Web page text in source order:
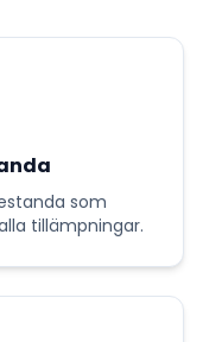
som
tillämpningar.